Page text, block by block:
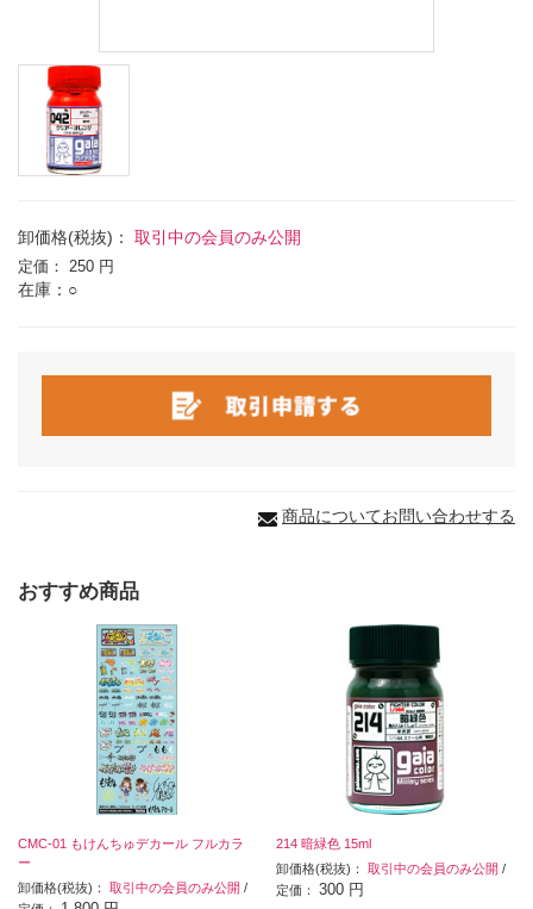
卸価格(税抜)： 取引中の会員のみ公開
定価： 250 円
在庫：○
商品についてお問い合わせする
おすすめ商品
CMC-01 もけんちゅデカール フルカラ
ー
卸価格(税抜)： 取引中の会員のみ公開 /
214 暗緑色 15ml
卸価格(税抜)：取引中の会員のみ公開 /
定価：300 円